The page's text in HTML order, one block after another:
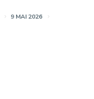
9 MAI 2026